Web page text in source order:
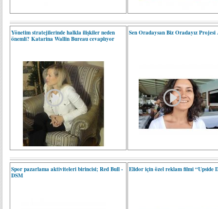
Yönetim stratejilerinde halkla ilişkiler neden
önemli? Katarina Wallin Bureau cevaplıyor
Sen Oradaysan Biz Oradayız Projesi
Spor pazarlama aktiviteleri birincisi; Red Bull -
DSM
Elidor için özel reklam filmi “Upside